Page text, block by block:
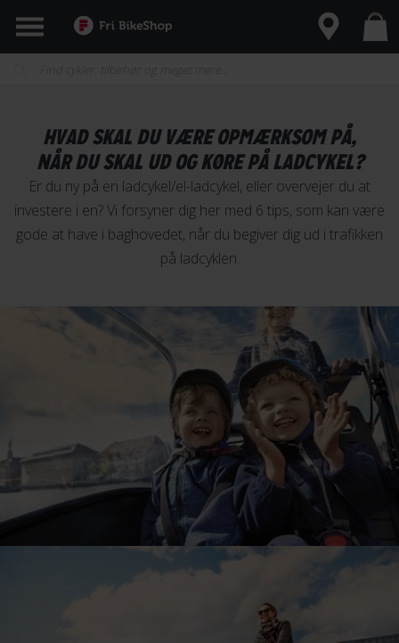
HVAD SKAL DU VÆRE OPMÆRKSOM PÅ,
NÅR DU SKAL UD OG KØRE PÅ LADCYKEL?
Er du ny på en ladcykel/el-ladcykel, eller overvejer du at
investere i en? Vi forsyner dig her med 6 tips, som kan være
gode at have i baghovedet, når du begiver dig ud i trafikken
på ladcyklen.